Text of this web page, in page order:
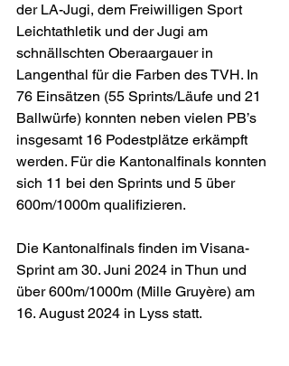
der LA-Jugi, dem Freiwilligen Sport
Leichtathletik und der Jugi am
schnällschten Oberaargauer in
Langenthal für die Farben des TVH. In
76 Einsätzen (55 Sprints/Läufe und 21
Ballwürfe) konnten neben vielen PB’s
insgesamt 16 Podestplätze erkämpft
werden. Für die Kantonalfinals konnten
sich 11 bei den Sprints und 5 über
600m/1000m qualifizieren.
Die Kantonalfinals finden im Visana-
Sprint am 30. Juni 2024 in Thun und
über 600m/1000m (Mille Gruyère) am
16. August 2024 in Lyss statt.